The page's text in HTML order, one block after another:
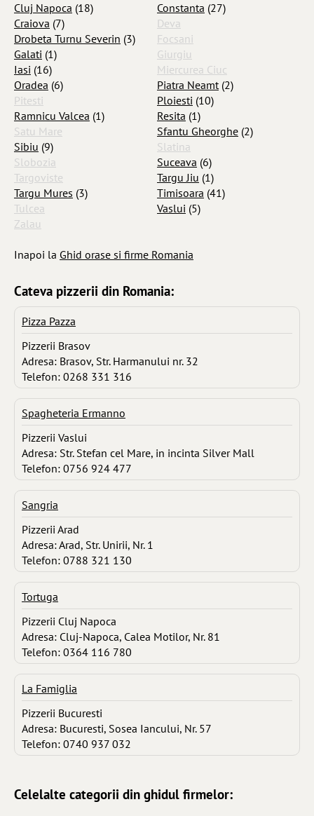
Cluj Napoca (18) Constanta (27)
Craiova (7)
Deva
Drobeta Turnu Severin (3)
Focsani
Galati (1)
Giurgiu
Iasi (16)
Miercurea Ciuc
Oradea (6) Piatra Neamt (2)
Pitesti
Ploiesti (10)
Ramnicu Valcea (1) Resita (1)
Satu Mare
Sfantu Gheorghe (2)
Sibiu (9)
Slatina
Slobozia
Suceava (6)
Targoviste
Targu Jiu (1)
Targu Mures (3) Timisoara (41)
Tulcea
Vaslui (5)
Zalau
Inapoi la Ghid orase si firme Romania
Cateva pizzerii din Romania:
Pizza Pazza
Pizzerii Brasov
Adresa: Brasov, Str. Harmanului nr. 32
Telefon: 0268 331 316
Spagheteria Ermanno
Pizzerii Vaslui
Adresa: Str. Stefan cel Mare, in incinta Silver Mall
Telefon: 0756 924 477
Sangria
Pizzerii Arad
Adresa: Arad, Str. Unirii, Nr. 1
Telefon: 0788 321 130
Tortuga
Pizzerii Cluj Napoca
Adresa: Cluj-Napoca, Calea Motilor, Nr. 81
Telefon: 0364 116 780
La Famiglia
Pizzerii Bucuresti
Adresa: Bucuresti, Sosea Iancului, Nr. 57
Telefon: 0740 937 032
Celelalte categorii din ghidul firmelor: